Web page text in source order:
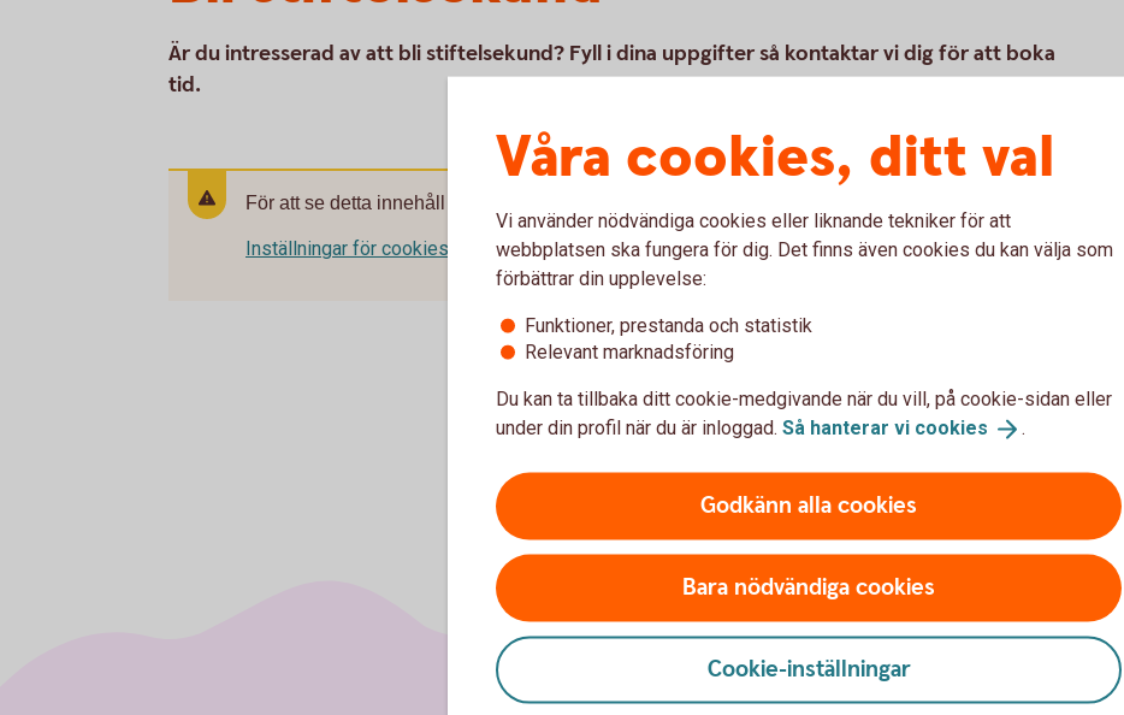
Är du intresserad av att bli stiftelsekund? Fyll i dina uppgifter så kontaktar vi dig för att boka
tid.
För att se detta innehåll behöver du först godkänna cookies för Funktioner, prestanda och statistik.
Inställningar för cookies
Våra cookies, ditt val
Vi använder nödvändiga cookies eller liknande tekniker för att
webbplatsen ska fungera för dig. Det finns även cookies du kan välja som
förbättrar din upplevelse:
Funktioner, prestanda och statistik
Relevant marknadsföring
Du kan ta tillbaka ditt cookie-medgivande när du vill, på cookie-sidan eller
under din profil när du är inloggad. Så hanterar vi cookies .
Godkänn alla cookies
Bara nödvändiga cookies
Cookie-inställningar